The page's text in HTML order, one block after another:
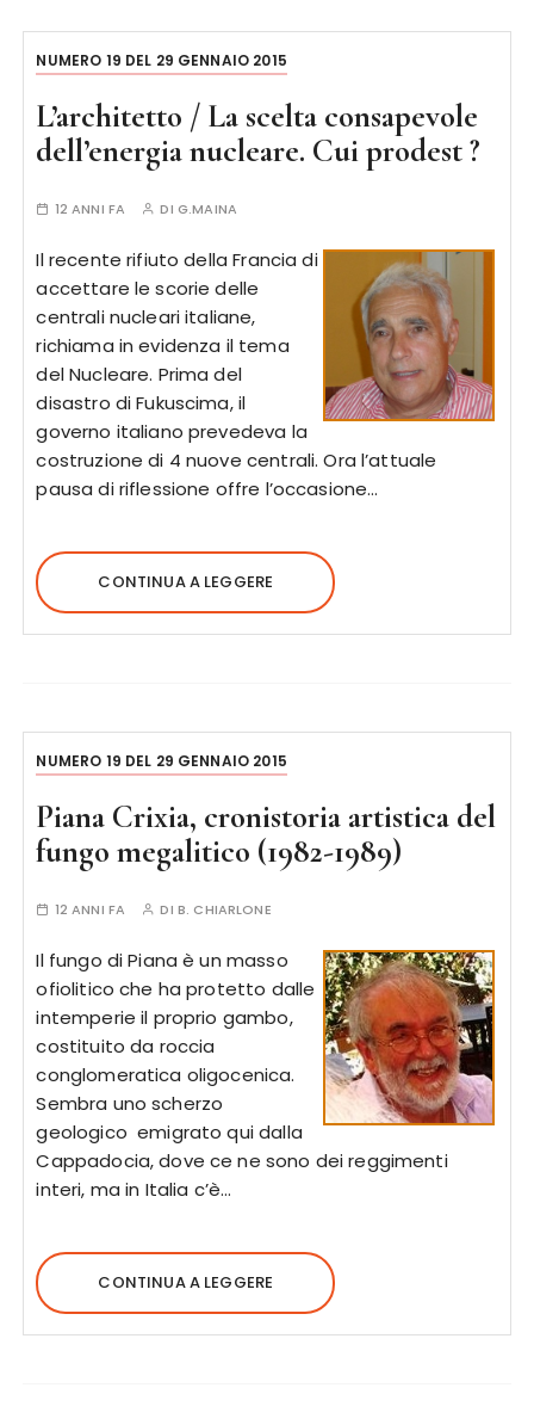
NUMERO 19 DEL 29 GENNAIO 2015
L’architetto / La scelta consapevole
dell’energia nucleare. Cui prodest ?
12 ANNI FA DI G.MAINA
Il recente rifiuto della Francia di
accettare le scorie delle
centrali nucleari italiane,
richiama in evidenza il tema
del Nucleare. Prima del
disastro di Fukuscima, il
governo italiano prevedeva la
costruzione di 4 nuove centrali. Ora l’attuale
pausa di riflessione offre l’occasione…
CONTINUA A LEGGERE
NUMERO 19 DEL 29 GENNAIO 2015
Piana Crixia, cronistoria artistica del
fungo megalitico (1982-1989)
12 ANNI FA DI B. CHIARLONE
Il fungo di Piana è un masso
ofiolitico che ha protetto dalle
intemperie il proprio gambo,
costituito da roccia
conglomeratica oligocenica.
Sembra uno scherzo
geologico emigrato qui dalla
Cappadocia, dove ce ne sono dei reggimenti
interi, ma in Italia c’è…
CONTINUA A LEGGERE